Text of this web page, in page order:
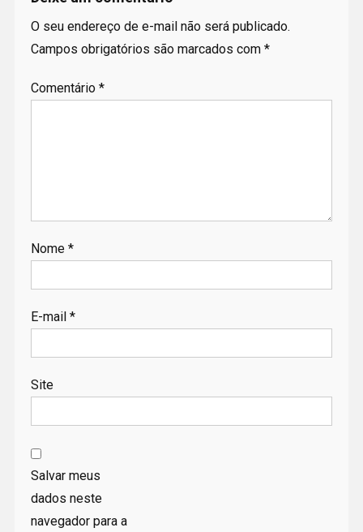
O seu endereço de e-mail não será publicado.
Campos obrigatórios são marcados com *
Comentário *
Nome *
E-mail *
Site
Salvar meus
dados neste
navegador para a